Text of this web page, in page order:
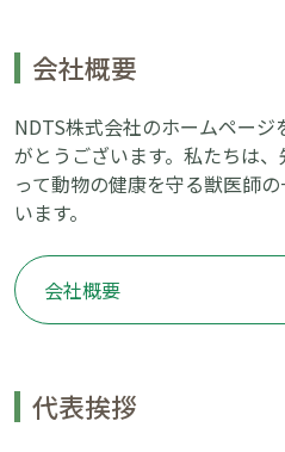
会社概要
NDTS株式会社のホームページ
がとうございます。私たちは
って動物の健康を守る獣医師
います。
会社概要
代表挨拶